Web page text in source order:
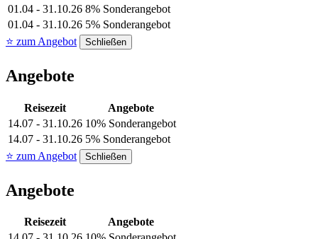
01.04 - 31.10.26 8% Sonderangebot
01.04 - 31.10.26 5% Sonderangebot
⭐ zum Angebot
Schließen
Angebote
Reisezeit
Angebote
14.07 - 31.10.26 10% Sonderangebot
14.07 - 31.10.26 5% Sonderangebot
⭐ zum Angebot
Schließen
Angebote
Reisezeit
Angebote